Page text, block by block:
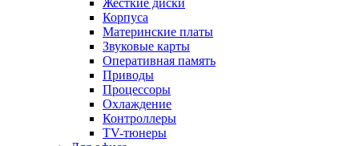
Жесткие диски
Корпуса
Материнские платы
Звуковые карты
Оперативная память
Приводы
Процессоры
Охлаждение
Контроллеры
TV-тюнеры